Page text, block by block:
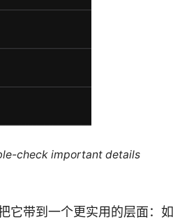
check important details
它带到一个更实用的层面：如